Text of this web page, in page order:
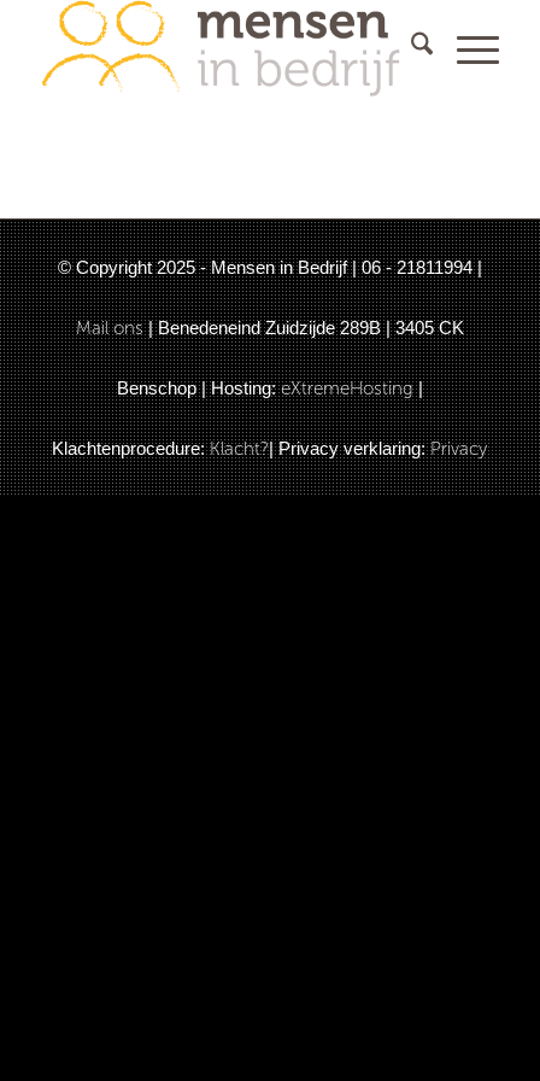
© Copyright 2025 - Mensen in Bedrijf | 06 - 21811994 |
Mail ons| Benedeneind Zuidzijde 289B | 3405 CK
Benschop | Hosting:eXtremeHosting|
Klachtenprocedure:Klacht?| Privacy verklaring:Privacy